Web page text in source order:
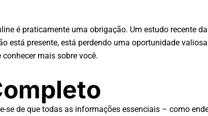
é praticamente uma obrigação. Um estudo recente
presente, está perdendo uma oportunidade
mais sobre você.
de que todas as informações essenciais – como